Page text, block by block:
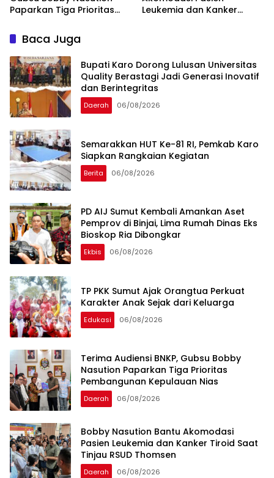
Paparkan Tiga Prioritas
Nias
Leukemia dan Kanker
Baca Juga
Bupati Karo Dorong Lulusan Universitas
Quality Berastagi Jadi Generasi Inovatif
dan Berintegritas
Daerah 06/08/2026
Semarakkan HUT Ke-81 RI, Pemkab Karo
Siapkan Rangkaian Kegiatan
Berita 06/08/2026
PD AIJ Sumut Kembali Amankan Aset
Pemprov di Binjai, Lima Rumah Dinas Eks
Bioskop Ria Dibongkar
Ekbis 06/08/2026
TP PKK Sumut Ajak Orangtua Perkuat
Karakter Anak Sejak dari Keluarga
Edukasi 06/08/2026
Terima Audiensi BNKP, Gubsu Bobby
Nasution Paparkan Tiga Prioritas
Pembangunan Kepulauan Nias
Daerah 06/08/2026
Bobby Nasution Bantu Akomodasi
Pasien Leukemia dan Kanker Tiroid Saat
Tinjau RSUD Thomsen
Daerah 06/08/2026